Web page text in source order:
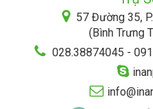
57 Đường 35,
(Bình Trưng
028.38874045 -